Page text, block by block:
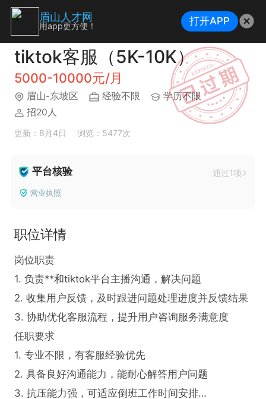
tiktok客服（5K-10K）
5000-10000元/月
眉山-东坡区 经验不限
学历不限
招20人
更新：8月4日 浏览：5477次
平台核验 通过1项
营业执照
职位详情
岗位职责
1. 负责**和tiktok平台主播沟通，解决问题
2. 收集用户反馈，及时跟进问题处理进度并反馈结果
3. 协助优化客服流程，提升用户咨询服务满意度
任职要求
1. 专业不限，有客服经验优先
2. 具备良好沟通能力，能耐心解答用户问题
3. 抗压能力强，可适应倒班工作时间安排
眉山人才网
用app更方便！ 打开APP